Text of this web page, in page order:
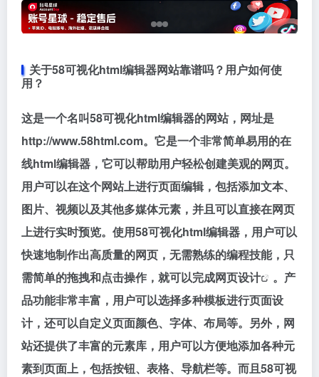
关于58可视化html编辑器网站靠谱吗？用户如何使
用？
这是一个名叫58可视化html编辑器的网站，网址是
http://www.58html.com。它是一个非常简单易用的在
线html编辑器，它可以帮助用户轻松创建美观的网页。
用户可以在这个网站上进行页面编辑，包括添加文本、
图片、视频以及其他多媒体元素，并且可以直接在网页
上进行实时预览。使用58可视化html编辑器，用户可以
快速地制作出高质量的网页，无需熟练的编程技能，只
需简单的拖拽和点击操作，就可以完成网页设计
。产
品功能非常丰富，用户可以选择多种模板进行页面设
计，还可以自定义页面颜色、字体、布局等。另外，网
站还提供了丰富的元素库，用户可以方便地添加各种元
素到页面上，包括按钮、表格、导航栏等。而且58可视